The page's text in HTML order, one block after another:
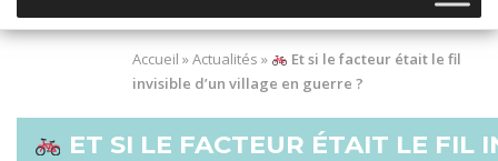
Accueil »Actualités »
Et si le facteur était le fil
invisible d’un village en guerre ?
ET SI LE FACTEUR ÉTAIT LE FIL